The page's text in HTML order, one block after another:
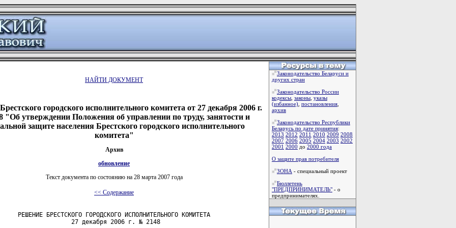
НАЙТИ ДОКУМЕНТ
городского исполнительного комитета от 27 декабря 2006 г.
"Об утверждении Положения об управлении по труду, занятости и
защите населения Брестского городского исполнительного
комитета"
Архив
обновление
Текст документа по состоянию на 28 марта 2007 года
<< Содержание
Законодательство Беларуси и
других стран
Законодательство России
кодексы законы указы
(избанное) постановления
архив
Законодательство Республики
Беларусь по дате принятия:
2013 2012 2011 2010 2009 2008
2007 2006 2005 2004 2003 2002
2001 2000 до 2000 года
О защите прав потребителя
ЗОНА - специальный проект
Бюллетень
"ПРЕДПРИНИМАТЕЛЬ" - о
предпринимателях.